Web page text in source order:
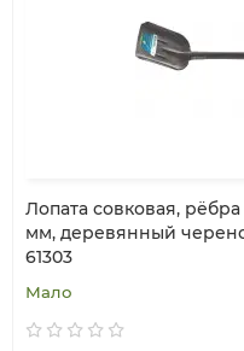
Лопата совковая, рёбра
мм, деревянный
61303
Мало